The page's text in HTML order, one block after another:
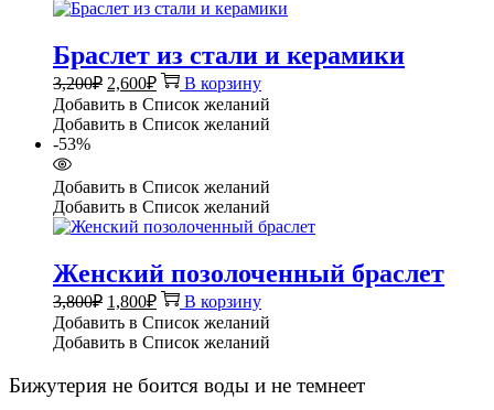
Браслет из стали и керамики
3,200₽ Первоначальная
цена
составляла
2,600₽Текущая
цена:
2,600₽.
В корзину
Добавить в Список желаний
Добавить в Список желаний
-53%
Добавить в Список желаний
Добавить в Список желаний
Женский позолоченный браслет
3,800₽ Первоначальная
цена
составляла
1,800₽Текущая
цена:
1,800₽.
В корзину
Добавить в Список желаний
Добавить в Список желаний
Бижутерия не боится воды и не темнеет